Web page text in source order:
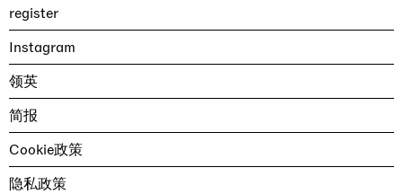
register
Instagram
领英
简报
Cookie政策
隐私政策